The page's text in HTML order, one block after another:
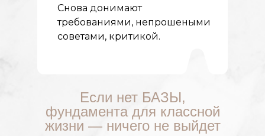
Если нет БАЗЫ,
фундамента для классной
жизни — ничего не выйдет
Снова донимают
требованиями, непрошеными
советами, критикой.